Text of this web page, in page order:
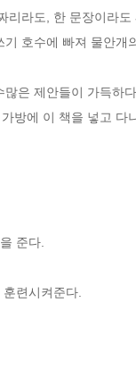
리라도, 한 문장이라도
호수에 빠져 물안
많은 제안들이 가득하
방에 이 책을 넣고
준다.
련시켜준다.